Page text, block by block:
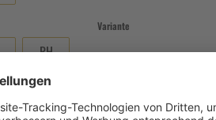
Variante
RH